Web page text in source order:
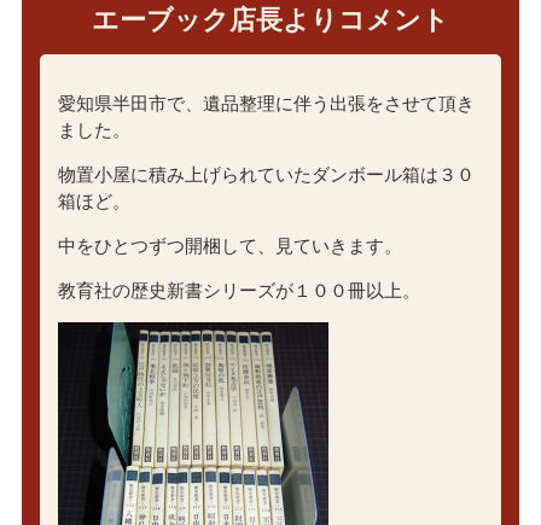
エーブック店長よりコメント
愛知県半田市で、遺品整理に伴う出張をさせて頂き
ました。
物置小屋に積み上げられていたダンボール箱は３０
箱ほど。
中をひとつずつ開梱して、見ていきます。
教育社の歴史新書シリーズが１００冊以上。